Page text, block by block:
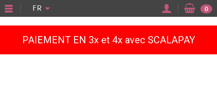
PAIEMENT EN 3x et 4x avec SCALAPAY
FR 0